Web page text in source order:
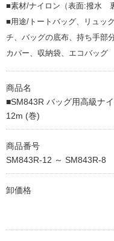
■素材/ナイロン（表面:撥水
■用途/トートバッグ、リュッ
チ、バッグの底布、持ち手部
カバー、収納袋、エコバッグ
商品名
■SM843R バッグ用高級ナ
12m (巻)
商品番号
SM843R-12 ～ SM843R-8
卸価格